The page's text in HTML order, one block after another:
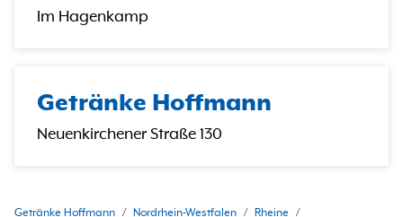
Im Hagenkamp
Getränke Hoffmann
Neuenkirchener Straße 130
Getränke Hoffmann / Nordrhein-Westfalen / Rheine
/